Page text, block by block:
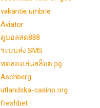
vakantie umbrie
Aviator
ดูบอลสด888
ระบบส่ง SMS
ทดลองเล่นสล็อต pg
Aschberg
utlandska-casino.org
freshbet